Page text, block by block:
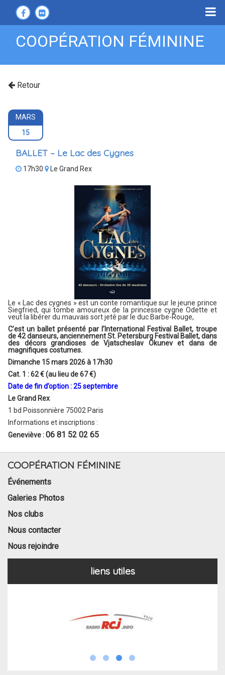
COOPÉRATION FÉMININE
Retour
MARS
15
BALLET – Le Lac des Cygnes
17h30 Le Grand Rex
Le « Lac des cygnes » est un conte romantique sur le jeune prince
Siegfried, qui tombe amoureux de la princesse cygne Odette et
veut la libérer du mauvais sort jeté par le duc Barbe-Rouge,
C’est un ballet présenté par l’International Festival Ballet, troupe
de 42 danseurs, anciennement St. Petersburg Festival Ballet, dans
des décors grandioses de Vjatscheslav Okunev et dans de
magnifiques costumes.
Dimanche 15 mars 2026 à 17h30
Cat. 1 : 62 €(au lieu de 67 €)
Date de fin d’option : 25 septembre
Le Grand Rex
1 bd Poissonnière 75002 Paris
Informations et inscriptions :
Geneviève :06 81 52 02 65
COOPÉRATION FÉMININE
Événements
Galeries Photos
Nos clubs
Nous contacter
Nous rejoindre
liens utiles